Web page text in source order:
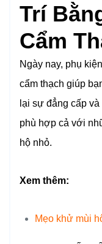
Trí
Cẩm
Ngày nay, phụ
cẩm thạch giúp
lại sự đẳng cấp
phù hợp cả với
hộ nhỏ.
Xem thêm:
Mẹo khử mùi